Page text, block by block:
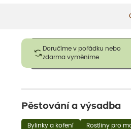
Doručíme v pořádku nebo
zdarma vyměníme
Obrázky slouží pouze pro
opadavé rostliny dodávány
Pěstování a výsadba
Bylinky a koření Rostliny pro